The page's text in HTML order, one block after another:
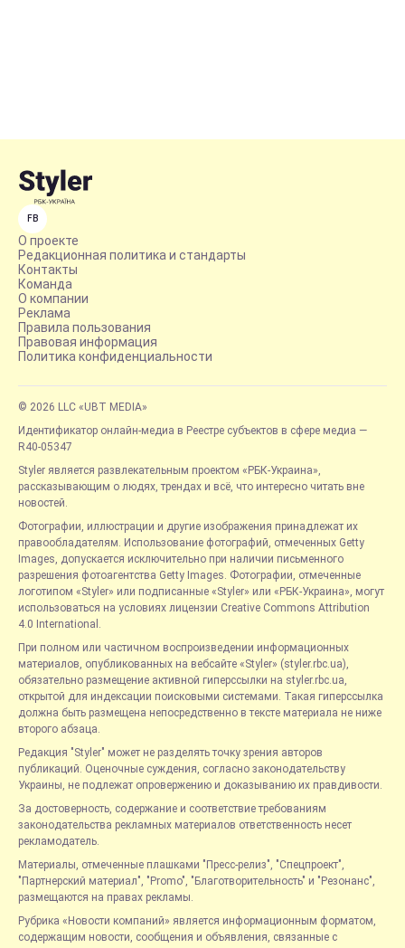
FB
О проекте
Редакционная политика и стандарты
Контакты
Команда
О компании
Реклама
Правила пользования
Правовая информация
Политика конфиденциальности
© 2026 LLC «UBT MEDIA»
Идентификатор онлайн-медиа в Реестре субъектов в сфере медиа —
R40-05347
Styler является развлекательным проектом «РБК-Украина»,
рассказывающим о людях, трендах и всё, что интересно читать вне
новостей.
Фотографии, иллюстрации и другие изображения принадлежат их
правообладателям. Использование фотографий, отмеченных Getty
Images, допускается исключительно при наличии письменного
разрешения фотоагентства Getty Images. Фотографии, отмеченные
логотипом «Styler» или подписанные «Styler» или «РБК-Украина», могут
использоваться на условиях лицензии Creative Commons Attribution
4.0 International.
При полном или частичном воспроизведении информационных
материалов, опубликованных на вебсайте «Styler» (styler.rbc.ua),
обязательно размещение активной гиперссылки на styler.rbc.ua,
открытой для индексации поисковыми системами. Такая гиперссылка
должна быть размещена непосредственно в тексте материала не ниже
второго абзаца.
Редакция "Styler" может не разделять точку зрения авторов
публикаций. Оценочные суждения, согласно законодательству
Украины, не подлежат опровержению и доказыванию их правдивости.
За достоверность, содержание и соответствие требованиям
законодательства рекламных материалов ответственность несет
рекламодатель.
Материалы, отмеченные плашками "Пресс-релиз", "Спецпроект",
"Партнерский материал", "Promo", "Благотворительность" и "Резонанс",
размещаются на правах рекламы.
Рубрика «Новости компаний» является информационным форматом,
содержащим новости, сообщения и объявления, связанные с